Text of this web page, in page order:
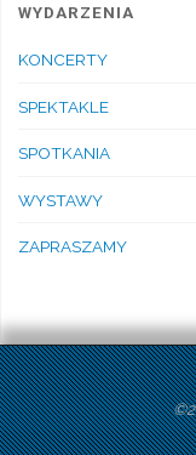
WYDARZENIA
KONCERTY
SPEKTAKLE
SPOTKANIA
WYSTAWY
ZAPRASZAMY